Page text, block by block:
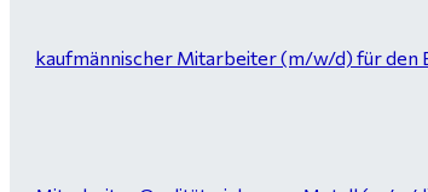
kaufmännischer Mitarbeiter (m/w/d) für den